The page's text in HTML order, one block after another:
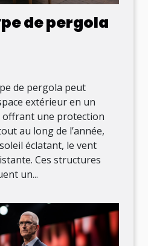
de pergola
de pergola peut
extérieur en un
offrant une protection
au long de l’année,
éclatant, le vent
Ces structures
un...